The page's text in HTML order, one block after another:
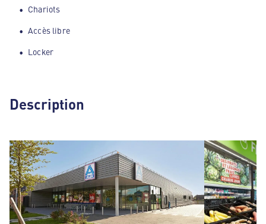
Chariots
Accès libre
Locker
Description